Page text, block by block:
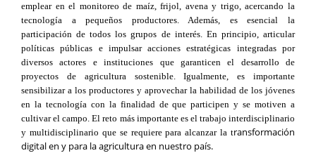
emplear en el monitoreo de maíz, frijol, avena y trigo, acercando la
tecnología a pequeños productores. Además, es esencial la
participación de todos los grupos de interés. En principio, articular
políticas públicas e impulsar acciones estratégicas integradas por
diversos actores e instituciones que garanticen el desarrollo de
proyectos de agricultura sostenible. Igualmente, es importante
sensibilizar a los productores y aprovechar la habilidad de los jóvenes
en la tecnología con la finalidad de que participen y se motiven a
cultivar el campo. El reto más importante es el trabajo interdisciplinario
y multidisciplinario que se requiere para alcanzar la transformación
digital en y para la agricultura en nuestro país.